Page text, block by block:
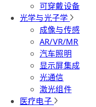
可穿戴设备
光学与光子学
成像与传感
AR/VR/MR
汽车照明
显示屏集成
光通信
激光组件
医疗电子